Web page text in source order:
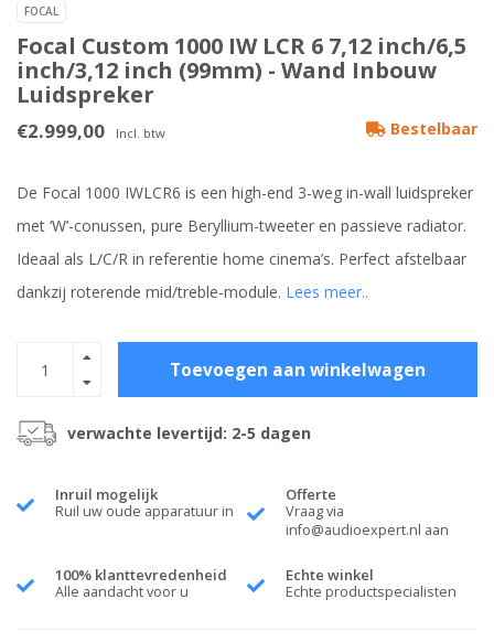
FOCAL
Focal Custom 1000 IW LCR 6 7,12 inch/6,5
inch/3,12 inch (99mm) - Wand Inbouw
Luidspreker
€2.999,00 Incl. btw Bestelbaar
De Focal 1000 IWLCR6 is een high-end 3-weg in-wall luidspreker
met ‘W’-conussen, pure Beryllium-tweeter en passieve radiator.
Ideaal als L/C/R in referentie home cinema’s. Perfect afstelbaar
dankzij roterende mid/treble-module. Lees meer..
Toevoegen aan winkelwagen
verwachte levertijd: 2-5 dagen
Inruil mogelijk
Ruil uw oude apparatuur in
Offerte
Vraag via
info@audioexpert.nl aan
100% klanttevredenheid
Alle aandacht voor u
Echte winkel
Echte productspecialisten